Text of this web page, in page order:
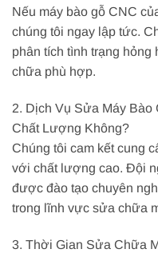
Nếu máy bào gỗ CNC
chúng tôi ngay lập tức.
phân tích tình trạng
chữa phù hợp.
2. Dịch Vụ Sửa Máy
Chất Lượng Không?
Chúng tôi cam kết cung
với chất lượng cao. Đội
được đào tạo chuyên
trong lĩnh vực sửa chữa
3. Thời Gian Sửa Chữa